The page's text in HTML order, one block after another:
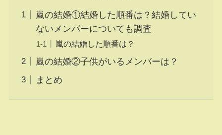
嵐の結婚①結婚した順番は？結婚してい
ないメンバーについても調査
嵐の結婚した順番は？
嵐の結婚②子供がいるメンバーは？
まとめ